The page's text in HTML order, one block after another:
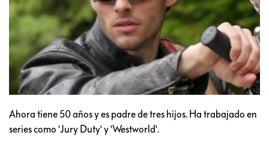
Ahora tiene 50 años y es padre de tres hijos. Ha trabajado en
series como 'Jury Duty' y 'Westworld'.